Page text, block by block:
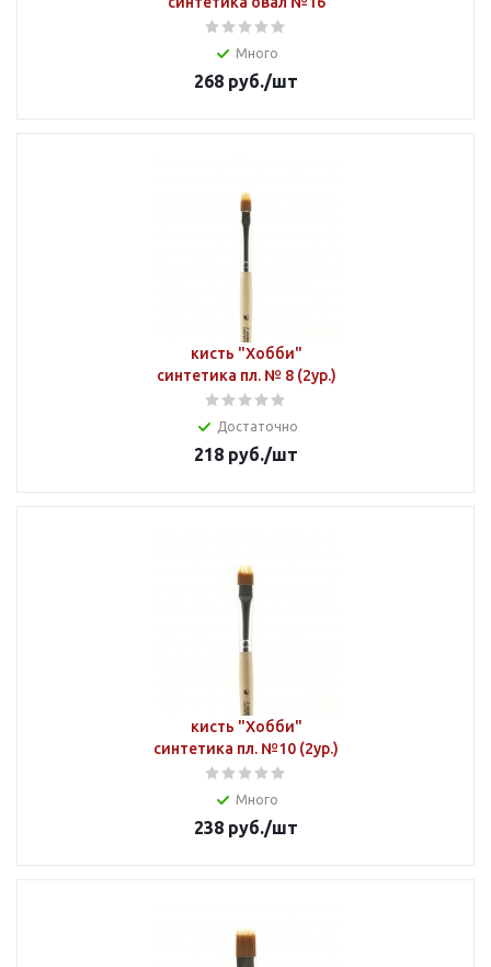
Много
268 руб./шт
кисть "Хобби"
синтетика пл. № 8 (2ур.)
Достаточно
218 руб./шт
кисть "Хобби"
синтетика пл. №10 (2ур.)
Много
238 руб./шт